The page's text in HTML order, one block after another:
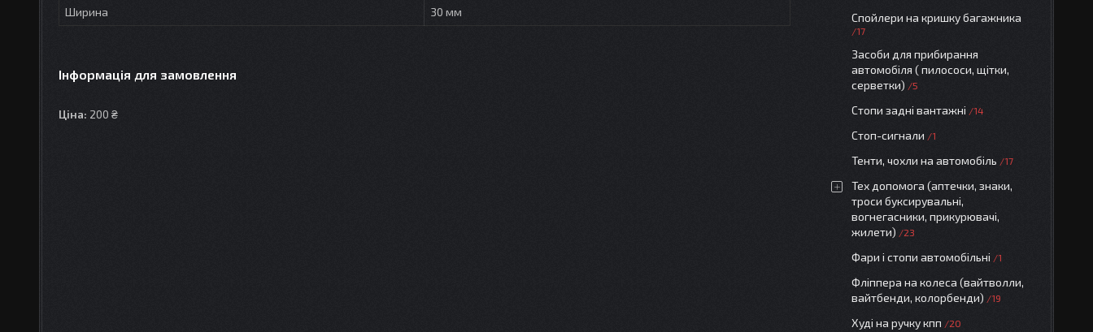
Ширина
30 мм
Інформація для замовлення
Ціна: 200 ₴
Спойлери на кришку багажника
17
Засоби для прибирання
автомобіля ( пилососи, щітки,
серветки)
5
Стопи задні вантажні 14
Стоп-сигнали 1
Тенти, чохли на автомобіль 17
Тех допомога (аптечки, знаки,
троси буксирувальні,
вогнегасники, прикурювачі,
жилети)
23
Фари і стопи автомобільні 1
Фліппера на колеса (вайтволли,
вайтбенди, колорбенди)
19
Худі на ручку кпп 20